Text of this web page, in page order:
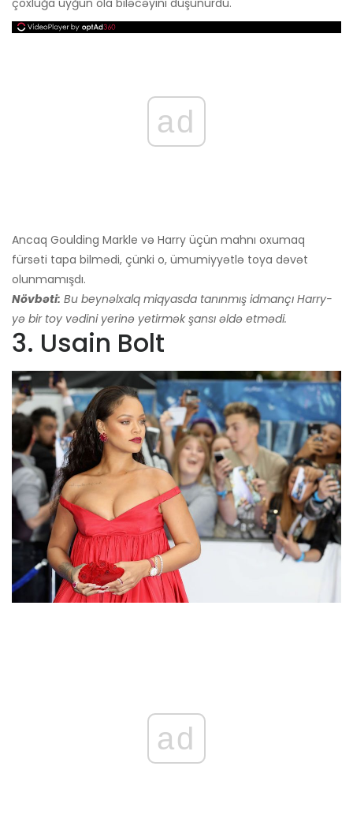
ad
Ancaq Goulding Markle və Harry üçün mahnı oxumaq
fürsəti tapa bilmədi, çünki o, ümumiyyətlə toya dəvət
olunmamışdı.
Növbəti: Bu beynəlxalq miqyasda tanınmış idmançı Harry-
yə bir toy vədini yerinə yetirmək şansı əldə etmədi.
3. Usain Bolt
ad